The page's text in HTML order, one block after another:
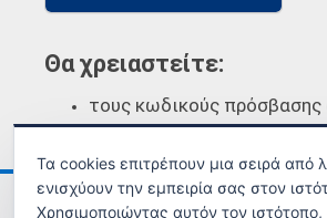
Θα χρειαστείτε:
τους κωδικούς
Ανακοινώσεις Όροι χρήσης
Τα cookies επιτρέπουν μια σειρά από
ενισχύουν την εμπειρία σας στον
Χρησιμοποιώντας αυτόν τον